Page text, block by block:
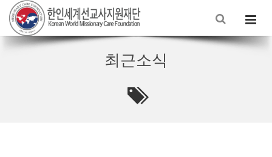
최근소식